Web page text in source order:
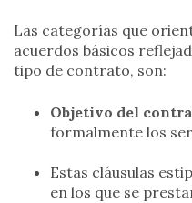
Las categorías que
acuerdos básicos
tipo de contrato, son:
Objetivo del
formalmente los
Estas cláusulas
en los que se